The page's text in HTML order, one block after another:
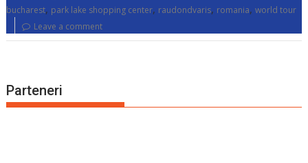
bucharest, park lake shopping center, raudondvaris, romania,world tour
Leave a comment
Parteneri